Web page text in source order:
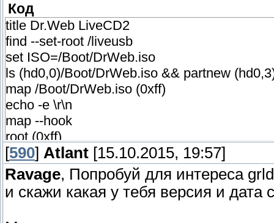
Код
title Dr.Web LiveCD2
find --set-root /liveusb
set ISO=/Boot/DrWeb.iso
ls (hd0,0)/Boot/DrWeb.iso && partnew
map /Boot/DrWeb.iso (0xff)
echo -e \r\n
map --hook
root (0xff)
chainloader (0xff)
[590] Atlant [15.10.2015, 19:57]
Ravage, Попробуй для интереса
и скажи какая у тебя версия и дата